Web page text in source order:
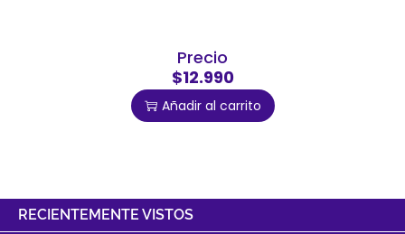
Precio
$12.990
Añadir al carrito
RECIENTEMENTE VISTOS